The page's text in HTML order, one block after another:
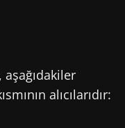
alıcılarıdır: